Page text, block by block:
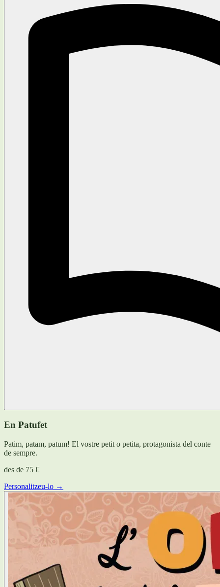
En Patufet
Patim, patam, patum! El vostre petit o petita, protagonista del conte
de sempre.
des de 75 €
Personalitzeu-lo →